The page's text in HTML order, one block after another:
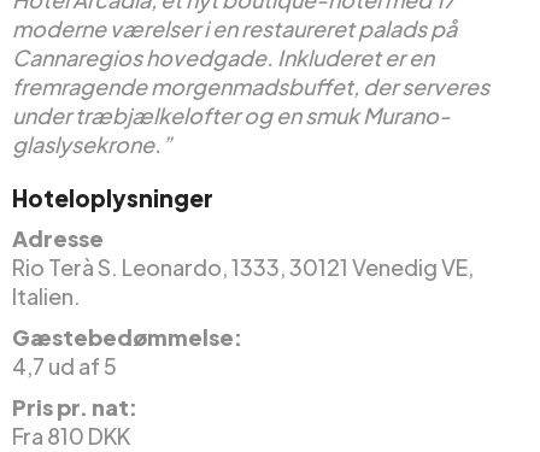
moderne værelser i en restaureret palads på
Cannaregios hovedgade. Inkluderet er en
fremragende morgenmadsbuffet, der serveres
under træbjælkelofter og en smuk Murano-
glaslysekrone.”
Hoteloplysninger
Adresse
Rio Terà S. Leonardo, 1333, 30121 Venedig VE,
Italien.
Gæstebedømmelse:
4,7 ud af 5
Pris pr. nat:
Fra 810 DKK